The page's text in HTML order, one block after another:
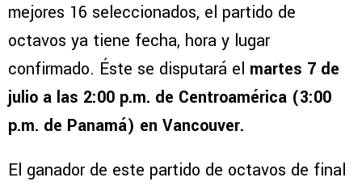
mejores 16 seleccionados, el partido de
octavos ya tiene fecha, hora y lugar
confirmado. Éste se disputará el martes 7 de
julio a las 2:00 p.m. de Centroamérica (3:00
p.m. de Panamá) en Vancouver.
El ganador de este partido de octavos de final